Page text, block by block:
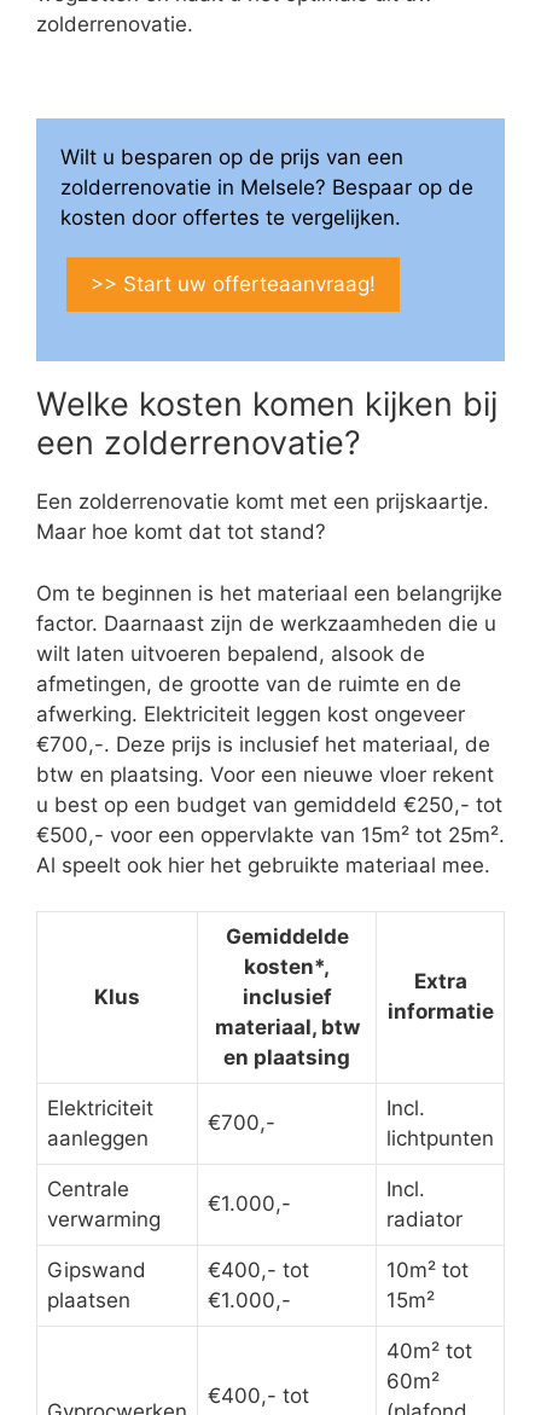
zolderrenovatie.
Wilt u besparen op de prijs van een
zolderrenovatie in Melsele? Bespaar op de
kosten door offertes te vergelijken.
>> Start uw offerteaanvraag!
Welke kosten komen kijken bij
een zolderrenovatie?
Een zolderrenovatie komt met een prijskaartje.
Maar hoe komt dat tot stand?
Om te beginnen is het materiaal een belangrijke
factor. Daarnaast zijn de werkzaamheden die u
wilt laten uitvoeren bepalend, alsook de
afmetingen, de grootte van de ruimte en de
afwerking. Elektriciteit leggen kost ongeveer
€700,-. Deze prijs is inclusief het materiaal, de
btw en plaatsing. Voor een nieuwe vloer rekent
u best op een budget van gemiddeld €250,- tot
€500,- voor een oppervlakte van 15m² tot 25m².
Al speelt ook hier het gebruikte materiaal mee.
Klus
Gemiddelde
kosten*,
inclusief
materiaal, btw
en plaatsing
Extra
informatie
Elektriciteit
aanleggen
€700,-
Incl.
lichtpunten
Centrale
verwarming
€1.000,-
Incl.
radiator
Gipswand
plaatsen
€400,- tot
€1.000,-
10m² tot
15m²
€400,- tot
40m² tot
60m²